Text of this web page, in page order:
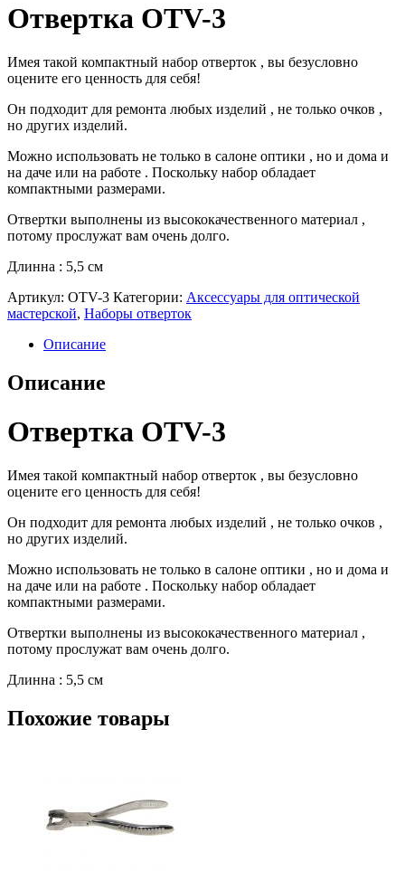
Отвертка OTV-3
Имея такой компактный набор отверток , вы безусловно
оцените его ценность для себя!
Он подходит для ремонта любых изделий , не только очков ,
но других изделий.
Можно использовать не только в салоне оптики , но и дома и
на даче или на работе . Поскольку набор обладает
компактными размерами.
Отвертки выполнены из высококачественного материал ,
потому прослужат вам очень долго.
Длинна : 5,5 cм
Артикул: OTV-3 Категории: Аксессуары для оптической
мастерской, Наборы отверток
Описание
Описание
Отвертка OTV-3
Имея такой компактный набор отверток , вы безусловно
оцените его ценность для себя!
Он подходит для ремонта любых изделий , не только очков ,
но других изделий.
Можно использовать не только в салоне оптики , но и дома и
на даче или на работе . Поскольку набор обладает
компактными размерами.
Отвертки выполнены из высококачественного материал ,
потому прослужат вам очень долго.
Длинна : 5,5 cм
Похожие товары